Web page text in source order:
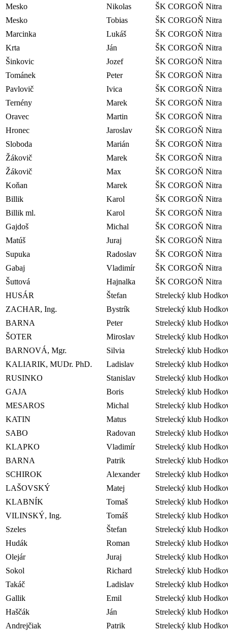
Mesko
Nikolas
ŠK CORGOŇ Nitra
Mesko
Tobias
ŠK CORGOŇ Nitra
Marcinka
Lukáš
ŠK CORGOŇ Nitra
Krta
Ján
ŠK CORGOŇ Nitra
Šinkovic
Jozef
ŠK CORGOŇ Nitra
Tománek
Peter
ŠK CORGOŇ Nitra
Pavlovič
Ivica
ŠK CORGOŇ Nitra
Ternény
Marek
ŠK CORGOŇ Nitra
Oravec
Martin
ŠK CORGOŇ Nitra
Hronec
Jaroslav
ŠK CORGOŇ Nitra
Sloboda
Marián
ŠK CORGOŇ Nitra
Žákovič
Marek
ŠK CORGOŇ Nitra
Žákovič
Max
ŠK CORGOŇ Nitra
Koňan
Marek
ŠK CORGOŇ Nitra
Billik
Karol
ŠK CORGOŇ Nitra
Billik ml.
Karol
ŠK CORGOŇ Nitra
Gajdoš
Michal
ŠK CORGOŇ Nitra
Matúš
Juraj
ŠK CORGOŇ Nitra
Supuka
Radoslav
ŠK CORGOŇ Nitra
Gabaj
Vladimír
ŠK CORGOŇ Nitra
Šuttová
Hajnalka
ŠK CORGOŇ Nitra
HUSÁR
Štefan
Strelecký klub
ZACHAR, Ing.
Bystrík
Strelecký klub
BARNA
Peter
Strelecký klub
ŠOTER
Miroslav
Strelecký klub
BARNOVÁ, Mgr.
Silvia
Strelecký klub
KALIARIK, MUDr. PhD.
Ladislav
Strelecký klub
RUSINKO
Stanislav
Strelecký klub
GAJA
Boris
Strelecký klub
MESAROS
Michal
Strelecký klub
KATIN
Matus
Strelecký klub
SABO
Radovan
Strelecký klub
KLAPKO
Vladimír
Strelecký klub
BARNA
Patrik
Strelecký klub
SCHIROK
Alexander
Strelecký klub
LAŠOVSKÝ
Matej
Strelecký klub
KLABNÍK
Tomaš
Strelecký klub
VILINSKÝ, Ing.
Tomáš
Strelecký klub
Szeles
Štefan
Strelecký klub
Hudák
Roman
Strelecký klub
Olejár
Juraj
Strelecký klub
Sokol
Richard
Strelecký klub
Takáč
Ladislav
Strelecký klub
Gallik
Emil
Strelecký klub
Haščák
Ján
Strelecký klub
Andrejčiak
Patrik
Strelecký klub